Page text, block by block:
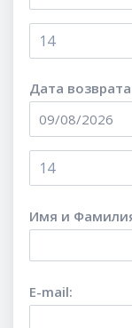
14
Дата
14
Имя и
E-mail: